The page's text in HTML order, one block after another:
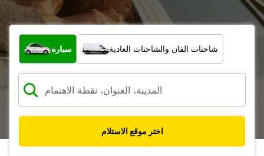
ما نوع المركبة؟
سيارة شاحنات الفان والشاحنات العادية
اختر موقع الاستلام